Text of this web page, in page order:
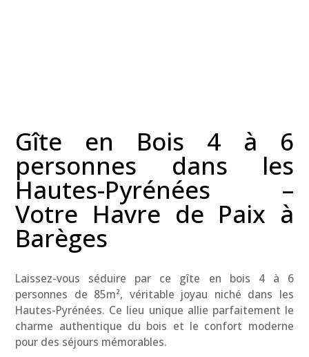
Gîte en Bois 4 à 6
personnes dans les
Hautes-Pyrénées –
Votre Havre de Paix à
Barèges
Laissez-vous séduire par ce gîte en bois 4 à 6
personnes de 85m², véritable joyau niché dans les
Hautes-Pyrénées. Ce lieu unique allie parfaitement le
charme authentique du bois et le confort moderne
pour des séjours mémorables.